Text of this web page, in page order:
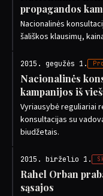
propagandos
Nacionalinės
šališkos klausimų,
2015. gegužės 1.
Nacionalinės
kampanijos iš
Vyriausybė reguliariai
konsultacijas su
biudžetais.
2015. birželio 1.
Rahel Orban
sąsajos